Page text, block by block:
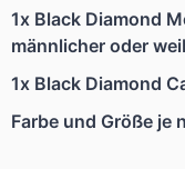
1x Black Diamond
männlicher oder
1x Black Diamond
Farbe und Größe je